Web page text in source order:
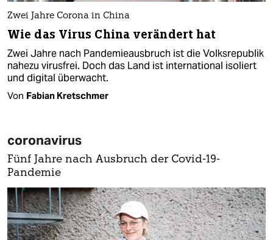
Zwei Jahre Corona in China
Wie das Virus China verändert hat
Zwei Jahre nach Pandemieausbruch ist die Volksrepublik
nahezu virusfrei. Doch das Land ist international isoliert
und digital überwacht.
Von Fabian Kretschmer
coronavirus
Fünf Jahre nach Ausbruch der Covid-19-
Pandemie